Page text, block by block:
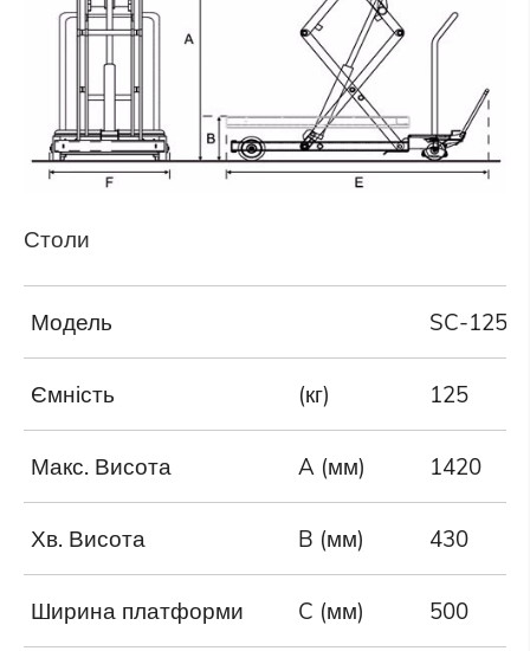
Столи
Модель SC-125-
Ємність (кг) 125
Макс. Висота A (мм) 1420
Хв. Висота B (мм) 430
Ширина платформи C (мм) 500